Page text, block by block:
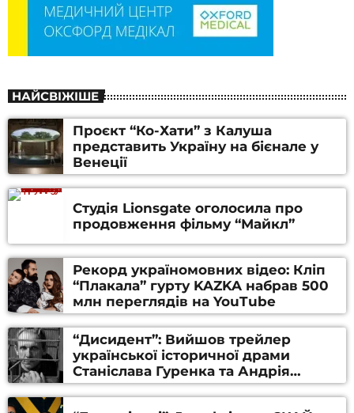
НАЙСВІЖІШЕ
Проєкт “Ко-Хати” з Калуша
представить Україну на бієнале у
Венеції
Студія Lionsgate оголосила про
продовження фільму “Майкл”
Рекорд україномовних відео: Кліп
“Плакала” гурту KAZKA набрав 500
млн переглядів на YouTube
“Дисидент”: Вийшов трейлер
української історичної драми
Станіслава Гуренка та Андрія
Алфьорова (ВІДЕО)